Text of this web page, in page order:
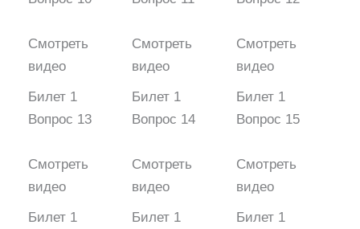
Смотреть
видео
Смотреть
видео
Смотреть
видео
Билет 1
Вопрос 13
Смотреть
видео
Билет 1
Вопрос 14
Смотреть
видео
Билет 1
Вопрос 15
Смотреть
видео
Билет 1
Билет 1
Билет 1